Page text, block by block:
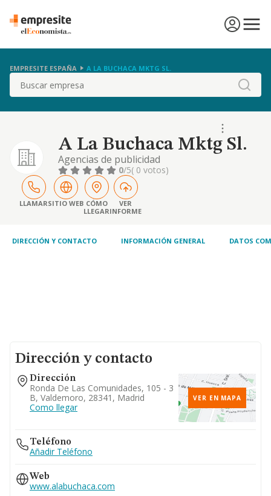
EMPRESITE ESPAÑA A LA BUCHACA MKTG SL.
Buscar
A La Buchaca Mktg Sl.
Agencias de publicidad
0/5( 0 votos)
LLAMARSITIO WEB CÓMO
LLEGAR
VER
INFORME
DIRECCIÓN Y CONTACTO INFORMACIÓN GENERAL DATOS
Dirección y contacto
Dirección
Ronda De Las Comunidades, 105 - 3
B, Valdemoro, 28341, Madrid
Como llegar
VER EN MAPA
Teléfono
Añadir Teléfono
Web
www.alabuchaca.com